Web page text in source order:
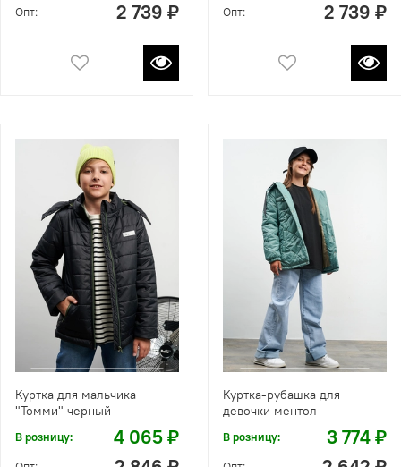
Опт: 2 739 ₽ Опт: 2 739 ₽
Куртка для мальчика
"Томми" черный
В розницу: 4 065 ₽
Куртка-рубашка для
девочки ментол
В розницу: 3 774 ₽